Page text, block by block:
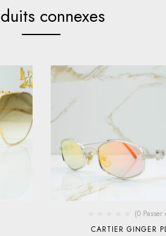
connexes
(0
CARTIER GINGER